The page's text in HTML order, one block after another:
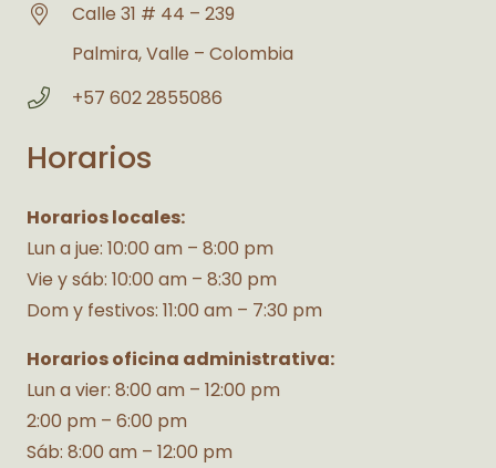
Calle 31 # 44 – 239
Palmira, Valle – Colombia
+57 602 2855086
Horarios
Horarios locales:
Lun a jue: 10:00 am – 8:00 pm
Vie y sáb: 10:00 am – 8:30 pm
Dom y festivos: 11:00 am – 7:30 pm
Horarios oficina administrativa:
Lun a vier: 8:00 am – 12:00 pm
2:00 pm – 6:00 pm
Sáb: 8:00 am – 12:00 pm